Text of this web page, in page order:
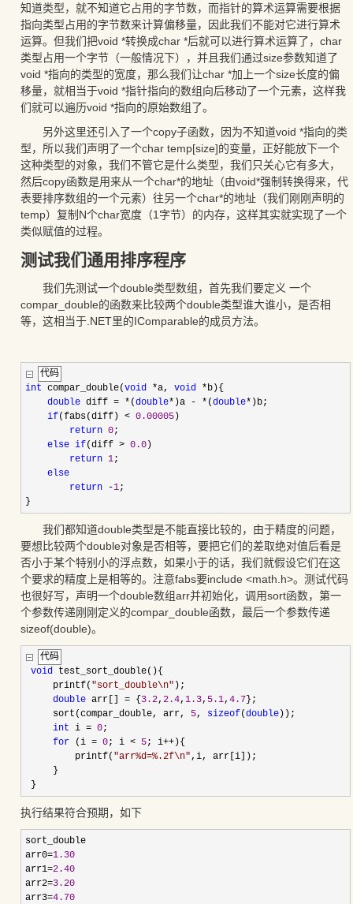
知道类型，就不知道它占用的字节数，而指针的算术运算需要根据
指向类型占用的字节数来计算偏移量，因此我们不能对它进行算术
运算。但我们把void *转换成char *后就可以进行算术运算了，char
类型占用一个字节（一般情况下），并且我们通过size参数知道了
void *指向的类型的宽度，那么我们让char *加上一个size长度的偏
移量，就相当于void *指针指向的数组向后移动了一个元素，这样我
们就可以遍历void *指向的原始数组了。
另外这里还引入了一个copy子函数，因为不知道void *指向的类
型，所以我们声明了一个char temp[size]的变量，正好能放下一个
这种类型的对象，我们不管它是什么类型，我们只关心它有多大，
然后copy函数是用来从一个char*的地址（由void*强制转换得来，代
表要排序数组的一个元素）往另一个char*的地址（我们刚刚声明的
temp）复制N个char宽度（1字节）的内存，这样其实就实现了一个
类似赋值的过程。
测试我们通用排序程序
我们先测试一个double类型数组，首先我们要定义 一个
compar_double的函数来比较两个double类型谁大谁小，是否相
等，这相当于.NET里的IComparable的成员方法。
代码
int compar_double(void *a, void *b){
double diff = * (double* )a - * (double* )b;
if(fabs(diff) < 0.00005 )
return 0;
else if(diff > 0.0 )
return 1;
else
return
-1;
}
我们都知道double类型是不能直接比较的，由于精度的问题，
要想比较两个double对象是否相等，要把它们的差取绝对值后看是
否小于某个特别小的浮点数，如果小于的话，我们就假设它们在这
个要求的精度上是相等的。注意fabs要include <math.h>。测试代码
也很好写，声明一个double数组arr并初始化，调用sort函数，第一
个参数传递刚刚定义的compar_double函数，最后一个参数传递
sizeof(double)。
代码
void test_sort_double(){
     printf(
"sort_double\n" );
double arr[] = { 3.2,2.4,1.3, 5.1,4.7 };
     sort(compar_double, arr,
5, sizeof(double ));
int i = 0;
for (i = 0; i < 5; i++ ){
         printf(
"arr%d=%.2f\n",i, arr[i]);
     }
}
执行结果符合预期，如下
sort_double
arr0=1.30
arr1=2.40
arr2=3.20
arr3=4.70